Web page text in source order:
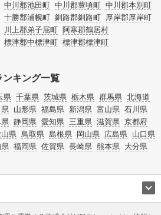
中川郡池田町 中川郡豊頃町 中川郡本別町
十勝郡浦幌町 釧路郡釧路町 厚岸郡厚岸町
川上郡弟子屈町 阿寒郡鶴居村
標津郡中標津町 標津郡標津町
ンキング一覧
県 千葉県 茨城県 栃木県 群馬県 北海道
山形県 福島県 新潟県 富山県 石川県
静岡県 愛知県 三重県 滋賀県 京都府
県 鳥取県 島根県 岡山県 広島県 山口県
福岡県 佐賀県 長崎県 熊本県 大分県